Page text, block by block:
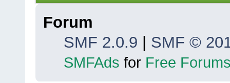
Forum
SMF 2.0.9
SMF ©
SMFAds for Free